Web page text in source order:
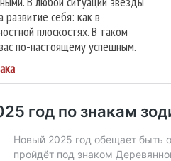
себя: как в
плоскостях. В таком
по-настоящему успешным.